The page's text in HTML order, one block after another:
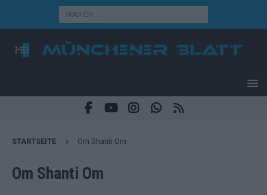
STARTSEITE Om Shanti Om
Om Shanti Om